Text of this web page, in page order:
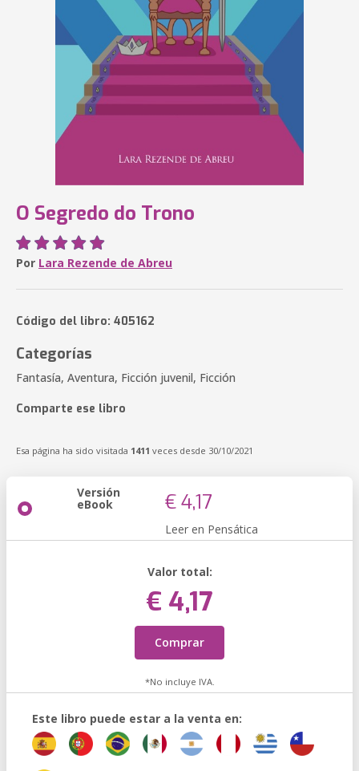
O Segredo do Trono
Por Lara Rezende de Abreu
Código del libro: 405162
Categorías
Fantasía, Aventura, Ficción juvenil, Ficción
Comparte ese libro
Esa página ha sido visitada 1411 veces desde 30/10/2021
Versión
eBook € 4,17
Leer en Pensática
Valor total:
€ 4,17
Comprar
*No incluye IVA.
Este libro puede estar a la venta en: